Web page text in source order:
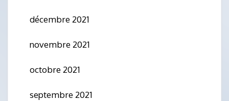
décembre 2021
novembre 2021
octobre 2021
septembre 2021